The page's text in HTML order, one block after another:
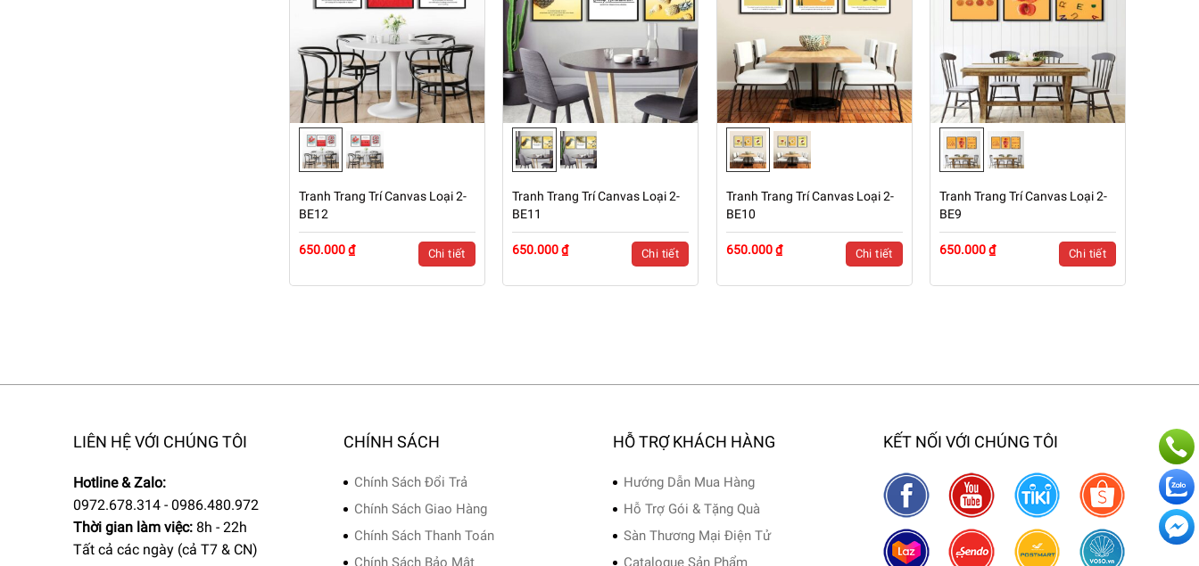
Tranh Trang Trí Canvas Loại 2-
BE12
650.000 ₫ Chi tiết
Tranh Trang Trí Canvas Loại 2-
BE11
650.000 ₫ Chi tiết
Tranh Trang Trí Canvas Loại 2-
BE10
650.000 ₫ Chi tiết
Tranh Trang Trí Canvas Loại 2-
BE9
650.000 ₫ Chi tiết
LIÊN HỆ VỚI CHÚNG TÔI
Hotline & Zalo:
0972.678.314 - 0986.480.972
Thời gian làm việc: 8h - 22h
Tất cả các ngày (cả T7 & CN)
CHÍNH SÁCH
Chính Sách Đổi Trả
Chính Sách Giao Hàng
Chính Sách Thanh Toán
Chính Sách Bảo Mật
HỖ TRỢ KHÁCH HÀNG
Hướng Dẫn Mua Hàng
Hỗ Trợ Gói & Tặng Quà
Sàn Thương Mại Điện Tử
Catalogue Sản Phẩm
KẾT NỐI VỚI CHÚNG TÔI